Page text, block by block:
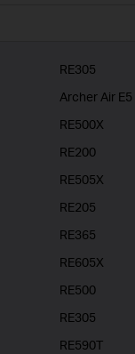
RE305
Archer Air E5
RE500X
RE200
RE505X
RE205
RE365
RE605X
RE500
RE305
RE590T